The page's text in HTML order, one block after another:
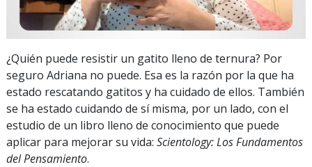
¿Quién puede resistir un gatito lleno de ternura? Por
seguro Adriana no puede. Esa es la razón por la que ha
estado rescatando gatitos y ha cuidado de ellos. También
se ha estado cuidando de sí misma, por un lado, con el
estudio de un libro lleno de conocimiento que puede
aplicar para mejorar su vida: Scientology: Los Fundamentos
del Pensamiento.